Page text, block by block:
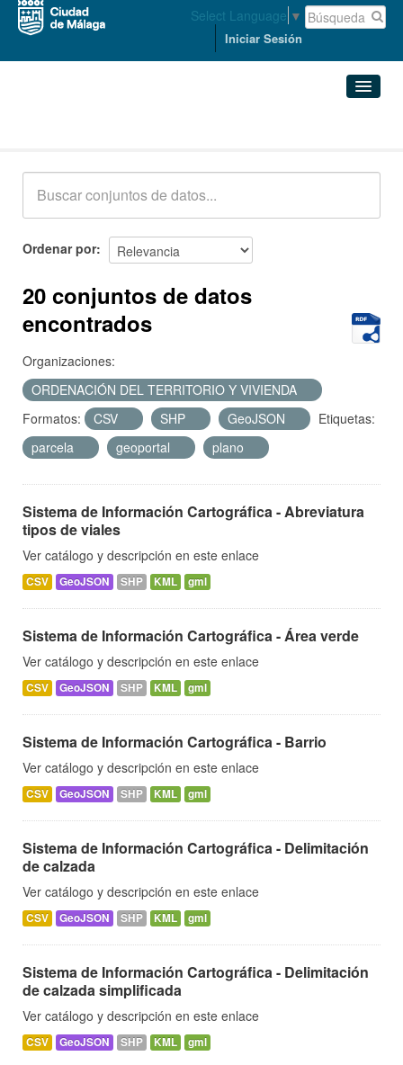
Select Language ▼
Iniciar Sesión
Acerca de
Ordenar por
20 conjuntos de datos
encontrados
Organizaciones:
ORDENACIÓN DEL TERRITORIO Y VIVIENDA
Formatos:
CSV SHP GeoJSON
Etiquetas:
parcela
geoportal plano
Sistema de Información Cartográfica - Abreviatura
tipos de viales
Ver catálogo y descripción en este enlace
CSV GeoJSON SHP KML gml
Sistema de Información Cartográfica - Área verde
Ver catálogo y descripción en este enlace
CSV GeoJSON SHP KML gml
Sistema de Información Cartográfica - Barrio
Ver catálogo y descripción en este enlace
CSV GeoJSON SHP KML gml
Sistema de Información Cartográfica - Delimitación
de calzada
Ver catálogo y descripción en este enlace
CSV GeoJSON SHP KML gml
Sistema de Información Cartográfica - Delimitación
de calzada simplificada
Ver catálogo y descripción en este enlace
CSV GeoJSON SHP KML gml